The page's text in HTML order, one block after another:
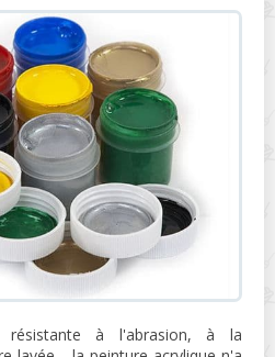
à l'abrasion, à la